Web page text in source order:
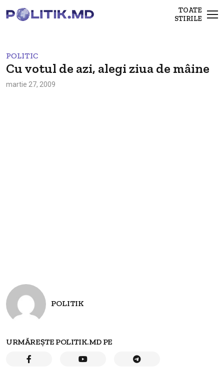
TOATE
STIRILE
POLITIC
Cu votul de azi, alegi ziua de mâine
martie 27, 2009
POLITIK
URMĂREȘTE POLITIK.MD PE